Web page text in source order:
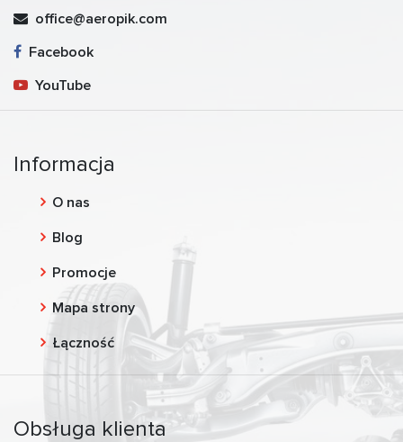
office@aeropik.com
Facebook
YouTube
Informacja
O nas
Blog
Promocje
Mapa strony
Łączność
Obsługa klienta